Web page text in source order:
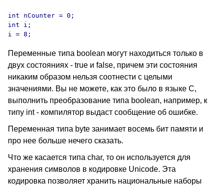
int nCounter = 0;
int i;
Переменные типа boolean могут находиться только в
двух состояниях - true и false, причем эти состояния
никаким образом нельзя соотнести с целыми
значениями. Вы не можете, как это было в языке С,
выполнить преобразование типа boolean, например, к
типу int - компилятор выдаст сообщение об ошибке.
Переменная типа byte занимает восемь бит памяти и
про нее больше нечего сказать.
Что же касается типа char, то он используется для
хранения символов в кодировке Unicode. Эта
кодировка позволяет хранить национальные наборы